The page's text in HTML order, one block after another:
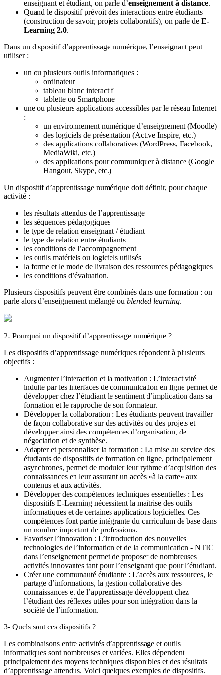
enseignant et étudiant, on parle d’enseignement à distance.
Quand le dispositif prévoit des interactions entre étudiants
(construction de savoir, projets collaboratifs), on parle de E-
Learning 2.0.
Dans un dispositif d’apprentissage numérique, l’enseignant peut
utiliser :
un ou plusieurs outils informatiques :
ordinateur
tableau blanc interactif
tablette ou Smartphone
une ou plusieurs applications accessibles par le réseau Internet
:
un environnement numérique d’enseignement (Moodle)
des logiciels de présentation (Active Inspire, etc.)
des applications collaboratives (WordPress, Facebook,
MediaWiki, etc.)
des applications pour communiquer à distance (Google
Hangout, Skype, etc.)
Un dispositif d’apprentissage numérique doit définir, pour chaque
activité :
les résultats attendus de l’apprentissage
les séquences pédagogiques
le type de relation enseignant / étudiant
le type de relation entre étudiants
les conditions de l’accompagnement
les outils matériels ou logiciels utilisés
la forme et le mode de livraison des ressources pédagogiques
les conditions d’évaluation.
Plusieurs dispositifs peuvent être combinés dans une formation : on
parle alors d’enseignement mélangé ou blended learning.
2- Pourquoi un dispositif d’apprentissage numérique ?
Les dispositifs d’apprentissage numériques répondent à plusieurs
objectifs :
Augmenter l’interaction et la motivation : L’interactivité
induite par les interfaces de communication en ligne permet de
développer chez l’étudiant le sentiment d’implication dans sa
formation et le rapproche de son formateur.
Développer la collaboration : Les étudiants peuvent travailler
de façon collaborative sur des activités ou des projets et
développer ainsi des compétences d’organisation, de
négociation et de synthèse.
Adapter et personnaliser la formation : La mise au service des
étudiants de dispositifs de formation en ligne, principalement
asynchrones, permet de moduler leur rythme d’acquisition des
connaissances en leur assurant un accès «à la carte» aux
contenus et aux activités.
Développer des compétences techniques essentielles : Les
dispositifs E-Learning nécessitent la maîtrise des outils
informatiques et de certaines applications logicielles. Ces
compétences font partie intégrante du curriculum de base dans
un nombre important de professions.
Favoriser l’innovation : L’introduction des nouvelles
technologies de l’information et de la communication - NTIC
dans l’enseignement permet de proposer de nombreuses
activités innovantes tant pour l’enseignant que pour l’étudiant.
Créer une communauté étudiante : L’accès aux ressources, le
partage d’informations, la gestion collaborative des
connaissances et de l’apprentissage développent chez
l’étudiant des réflexes utiles pour son intégration dans la
société de l’information.
3- Quels sont ces dispositifs ?
Les combinaisons entre activités d’apprentissage et outils
informatiques sont nombreuses et variées. Elles dépendent
principalement des moyens techniques disponibles et des résultats
d’apprentissage attendus. Voici quelques exemples de dispositifs.